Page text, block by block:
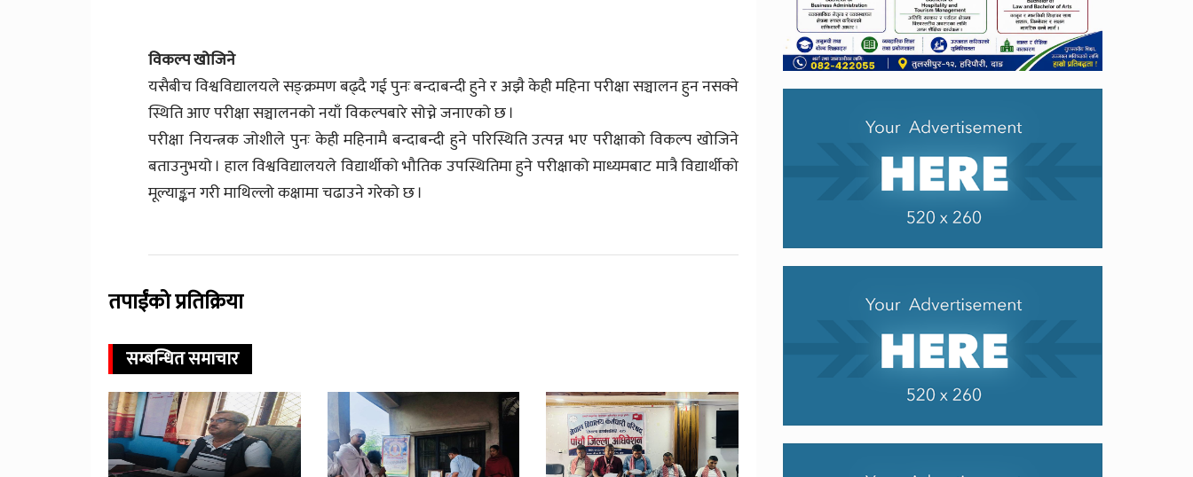
विकल्प खोजिने
यसैबीच विश्वविद्यालयले सङ्क्रमण बढ्दै गई पुनः बन्दाबन्दी हुने र अझै केही महिना परीक्षा सञ्चालन हुन नसक्ने
स्थिति आए परीक्षा सञ्चालनको नयाँ विकल्पबारे सोच्ने जनाएको छ ।
परीक्षा नियन्त्रक जोशीले पुनः केही महिनामै बन्दाबन्दी हुने परिस्थिति उत्पन्न भए परीक्षाको विकल्प खोजिने
बताउनुभयो । हाल विश्वविद्यालयले विद्यार्थीको भौतिक उपस्थितिमा हुने परीक्षाको माध्यमबाट मात्रै विद्यार्थीको
मूल्याङ्कन गरी माथिल्लो कक्षामा चढाउने गरेको छ ।
तपाईंको प्रतिक्रिया
सम्बन्धित समाचार